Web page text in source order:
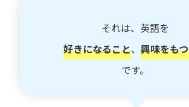
それは、英語を
好きになること、 興味をも
です。